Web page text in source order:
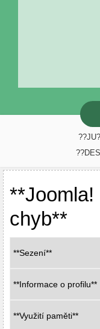
chyb**
**Sezení**
**Informace o profilu**
**Využití paměti**